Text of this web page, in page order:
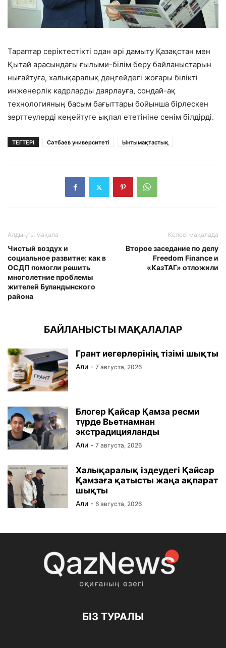
Тараптар серіктестікті одан әрі дамыту Қазақстан мен
Қытай арасындағы ғылыми-білім беру байланыстарын
нығайтуға, халықаралық деңгейдегі жоғары білікті
инженерлік кадрларды даярлауға, сондай-ақ
технологияның басым бағыттары бойынша бірлескен
зерттеулерді кеңейтуге ықпал ететініне сенім білдірді.
ТЕГТЕРІ Сәтбаев университеті Ынтымақтастық
Алдыңғы мақала
Чистый воздух и
социальное развитие: как в
ОСДП помогли решить
многолетние проблемы
жителей Буландынского
района
Келесі мақалада
Второе заседание по делу
Freedom Finance и
«КазТАГ» отложили
БАЙЛАНЫСТЫ МАҚАЛАЛАР
Грант иегерлерінің тізімі шықты
Али - 7 августа, 2026
Блогер Қайсар Қамза ресми
түрде Вьетнамнан
экстрадицияланды
Али - 7 августа, 2026
Халықаралық іздеудегі Қайсар
Қамзаға қатысты жаңа ақпарат
шықты
Али - 6 августа, 2026
БІЗ ТУРАЛЫ